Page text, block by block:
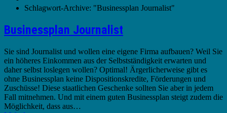
Schlagwort-Archive: "Businessplan Journalist"
Businessplan Journalist
Sie sind Journalist und wollen eine eigene Firma aufbauen? Weil Sie
ein höheres Einkommen aus der Selbstständigkeit erwarten und
daher selbst loslegen wollen? Optimal! Ärgerlicherweise gibt es
ohne Businessplan keine Dispositionskredite, Förderungen und
Zuschüsse! Diese staatlichen Geschenke sollten Sie aber in jedem
Fall mitnehmen. Und mit einem guten Businessplan steigt zudem die
Möglichkeit, dass aus…